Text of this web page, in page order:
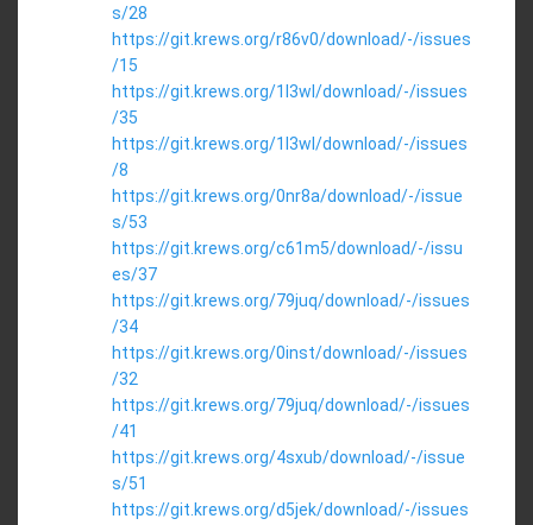
s/28
https://git.krews.org/r86v0/download/-/issues
/15
https://git.krews.org/1l3wl/download/-/issues
/35
https://git.krews.org/1l3wl/download/-/issues
/8
https://git.krews.org/0nr8a/download/-/issue
s/53
https://git.krews.org/c61m5/download/-/issu
es/37
https://git.krews.org/79juq/download/-/issues
/34
https://git.krews.org/0inst/download/-/issues
/32
https://git.krews.org/79juq/download/-/issues
/41
https://git.krews.org/4sxub/download/-/issue
s/51
https://git.krews.org/d5jek/download/-/issues